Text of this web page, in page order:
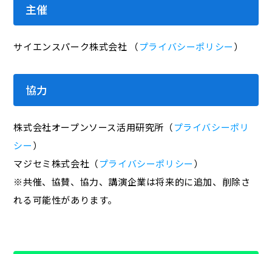
主催
サイエンスパーク株式会社 （プライバシーポリシー）
協力
株式会社オープンソース活用研究所（プライバシーポリ
シー）
マジセミ株式会社（プライバシーポリシー）
※共催、協賛、協力、講演企業は将来的に追加、削除さ
れる可能性があります。